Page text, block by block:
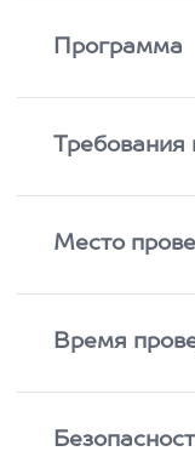
Программа
Требования
Место
Время